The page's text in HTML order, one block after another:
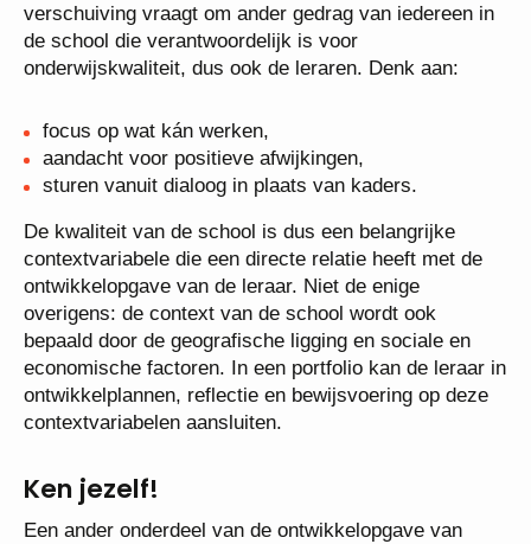
verschuiving vraagt om ander gedrag van iedereen in
de school die verantwoordelijk is voor
onderwijskwaliteit, dus ook de leraren. Denk aan:
focus op wat kán werken,
aandacht voor positieve afwijkingen,
sturen vanuit dialoog in plaats van kaders.
De kwaliteit van de school is dus een belangrijke
contextvariabele die een directe relatie heeft met de
ontwikkelopgave van de leraar. Niet de enige
overigens: de context van de school wordt ook
bepaald door de geografische ligging en sociale en
economische factoren. In een portfolio kan de leraar in
ontwikkelplannen, reflectie en bewijsvoering op deze
contextvariabelen aansluiten.
Ken jezelf!
Een ander onderdeel van de ontwikkelopgave van